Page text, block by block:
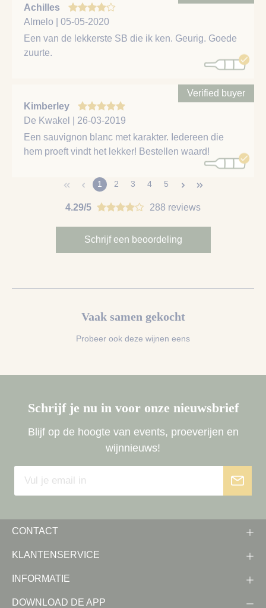
Achilles
Almelo | 05-05-2020
Een van de lekkerste SB die ik ken. Geurig. Goede
zuurte.
Kimberley
De Kwakel | 26-03-2019
Verified buyer
Een sauvignon blanc met karakter. Iedereen die
hem proeft vindt het lekker! Bestellen waard!
1 2 3 4 5
4.29/5 288 reviews
Schrijf een beoordeling
Vaak samen gekocht
Probeer ook deze wijnen eens
Schrijf je nu in voor onze nieuwsbrief
Blijf op de hoogte van events, proeverijen en
wijnnieuws!
CONTACT
KLANTENSERVICE
INFORMATIE
DOWNLOAD DE APP